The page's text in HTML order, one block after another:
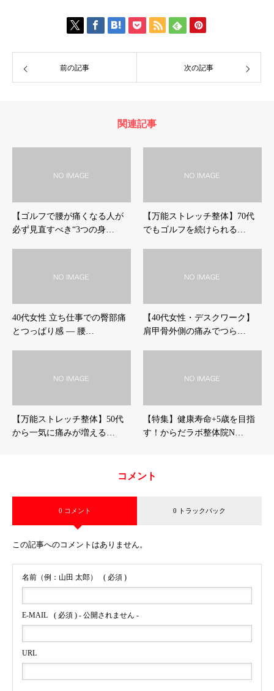
前の記事 次の記事
関連記事
【ゴルフで腰が痛くなる人が
必ず見直すべき“3つの身…
【万能ストレッチ整体】70代
でもゴルフを続けられる…
40代女性 立ち仕事での臀部痛
とつっぱり感 ― 腰…
【40代女性・デスクワーク】
肩甲骨外側の痛みでつら…
【万能ストレッチ整体】50代
から一気に痛みが増える…
【特集】健康寿命+5歳を目指
す！からだラボ整体院N…
コメント
0 コメント 0 トラックバック
この記事へのコメントはありません。
名前（例：山田 太郎） ( 必須 )
E-MAIL ( 必須 ) - 公開されません -
URL